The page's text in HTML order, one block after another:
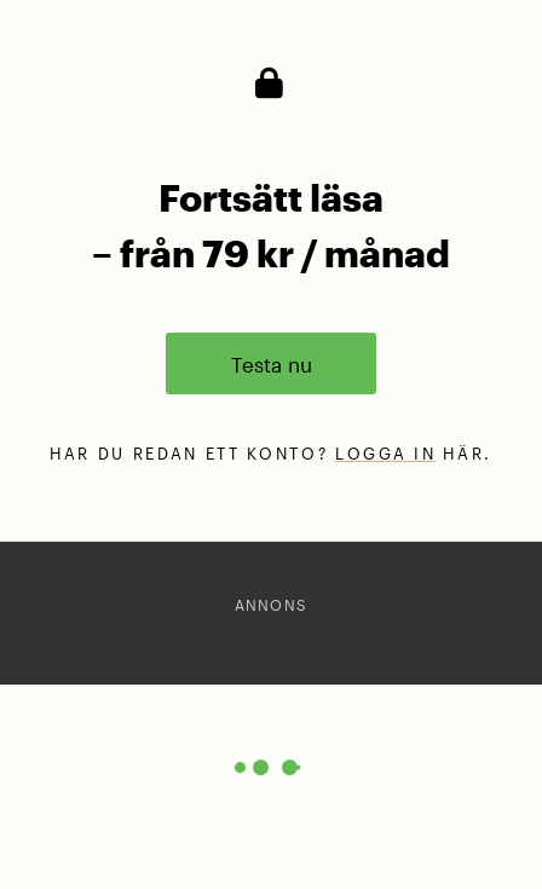
Fortsätt läsa
– från 79 kr / månad
Testa nu
HAR DU REDAN ETT KONTO? LOGGA IN HÄR.
ANNONS